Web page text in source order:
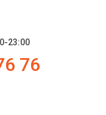
23:00
76